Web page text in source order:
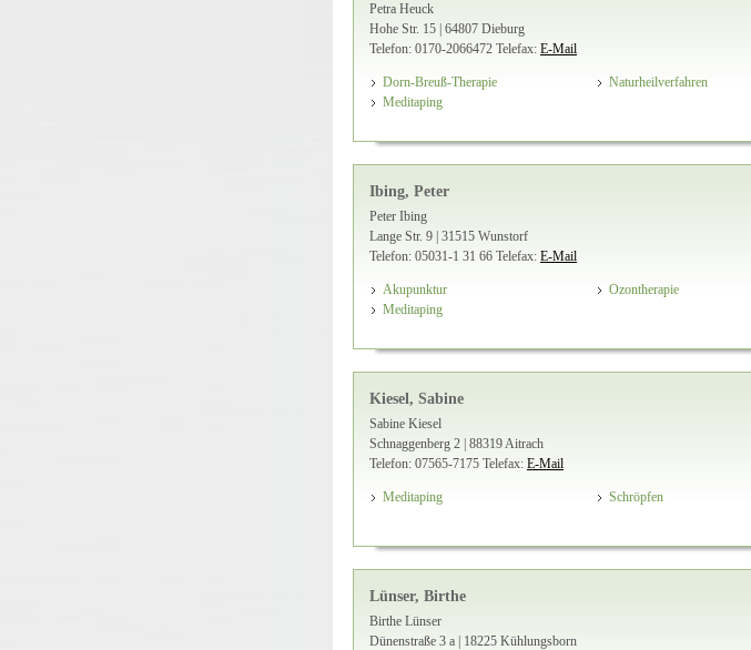
Petra Heuck
Hohe Str. 15 | 64807 Dieburg
Telefon: 0170-2066472 Telefax: E-Mail
Dorn-Breuß-Therapie
Meditaping
Naturheilverfahren
Ibing, Peter
Peter Ibing
Lange Str. 9 | 31515 Wunstorf
Telefon: 05031-1 31 66 Telefax: E-Mail
Akupunktur
Meditaping
Ozontherapie
Kiesel, Sabine
Sabine Kiesel
Schnaggenberg 2 | 88319 Aitrach
Telefon: 07565-7175 Telefax: E-Mail
Meditaping Schröpfen
Lünser, Birthe
Birthe Lünser
Dünenstraße 3 a | 18225 Kühlungsborn